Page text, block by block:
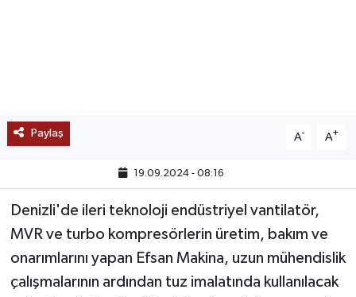
Paylaş A- A+
19.09.2024 - 08:16
Denizli'de ileri teknoloji endüstriyel vantilatör,
MVR ve turbo kompresörlerin üretim, bakım ve
onarımlarını yapan Efsan Makina, uzun mühendislik
çalışmalarının ardından tuz imalatında kullanılacak
OTOMOTİV
KÜLTÜR SANAT